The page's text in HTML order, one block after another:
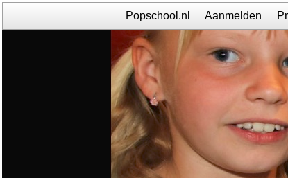
Popschool.nl Aanmelden